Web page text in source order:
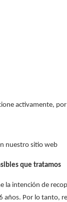
activamente,
nuestro sitio web
que tratamos
la intención de
años. Por lo tanto,